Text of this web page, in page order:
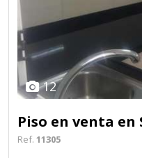
12
Piso en venta en
Ref. 11305